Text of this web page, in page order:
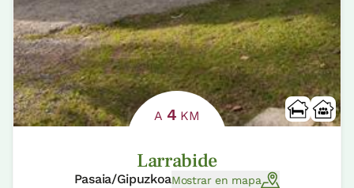
A 4 KM
Larrabide
Pasaia/GipuzkoaMostrar en mapa